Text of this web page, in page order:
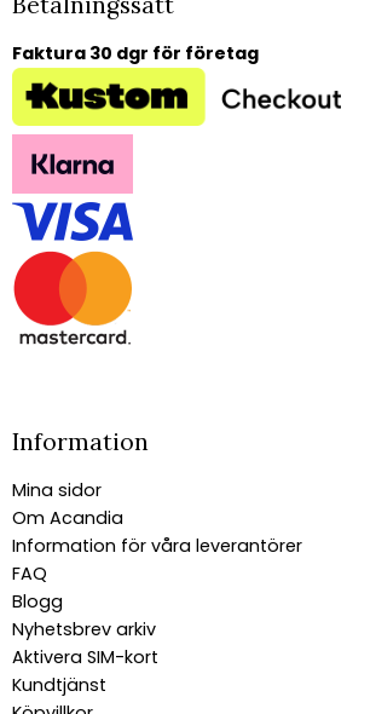
Faktura 30 dgr för företag
Information
Mina sidor
Om Acandia
Information för våra leverantörer
FAQ
Blogg
Nyhetsbrev arkiv
Aktivera SIM-kort
Kundtjänst